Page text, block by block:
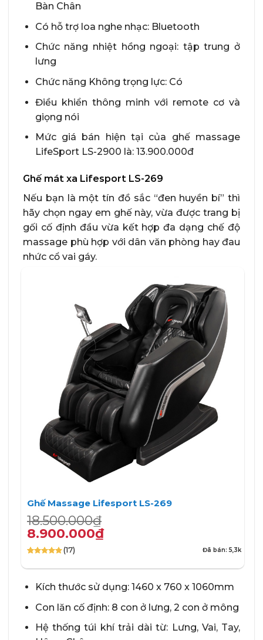
Bàn Chân
Có hỗ trợ loa nghe nhạc: Bluetooth
Chức năng nhiệt hồng ngoại: tập trung ở
lưng
Chức năng Không trọng lực: Có
Điều khiển thông minh với remote cơ và
giọng nói
Mức giá bán hiện tại của ghế massage
LifeSport LS-2900 là: 13.900.000đ
Ghế mát xa Lifesport LS-269
Nếu bạn là một tín đồ sắc “đen huyền bí” thì
hãy chọn ngay em ghế này, vừa được trang bị
gối cố định đầu vừa kết hợp đa dạng chế độ
massage phù hợp với dân văn phòng hay đau
nhức cổ vai gáy.
Ghế Massage Lifesport LS-269
18.500.000₫
Giá
gốc
là:
18.500.000₫.
8.900.000₫
Giá
hiện
tại
là:
8.900.000₫.
dựa trên
(17) Đã bán: 5,3k
Kích thước sử dụng: 1460 x 760 x 1060mm
Con lăn cố định: 8 con ở lưng, 2 con ở mông
Hệ thống túi khí trải dài từ: Lưng, Vai, Tay,